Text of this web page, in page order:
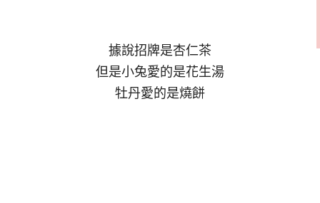
據說招牌是杏仁茶
但是小兔愛的是花生湯
牡丹愛的是燒餅